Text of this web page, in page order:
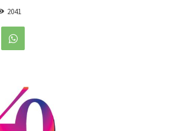
2041